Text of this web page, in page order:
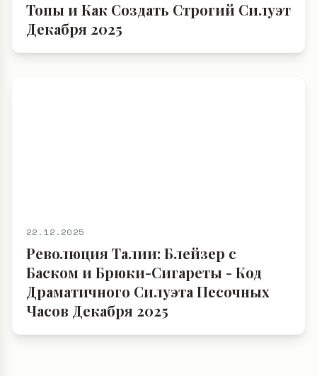
Топы и Как Создать Строгий Силуэт
Декабря 2025
22.12.2025
Революция Талии: Блейзер с
Баском и Брюки-Сигареты - Код
Драматичного Силуэта Песочных
Часов Декабря 2025